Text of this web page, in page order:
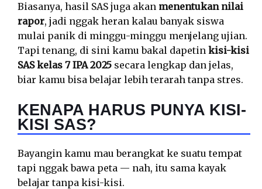
Biasanya, hasil SAS juga akan menentukan nilai
rapor, jadi nggak heran kalau banyak siswa
mulai panik di minggu-minggu menjelang ujian.
Tapi tenang, di sini kamu bakal dapetin kisi-kisi
SAS kelas 7 IPA 2025 secara lengkap dan jelas,
biar kamu bisa belajar lebih terarah tanpa stres.
KENAPA HARUS PUNYA KISI-
KISI SAS?
Bayangin kamu mau berangkat ke suatu tempat
tapi nggak bawa peta — nah, itu sama kayak
belajar tanpa kisi-kisi.